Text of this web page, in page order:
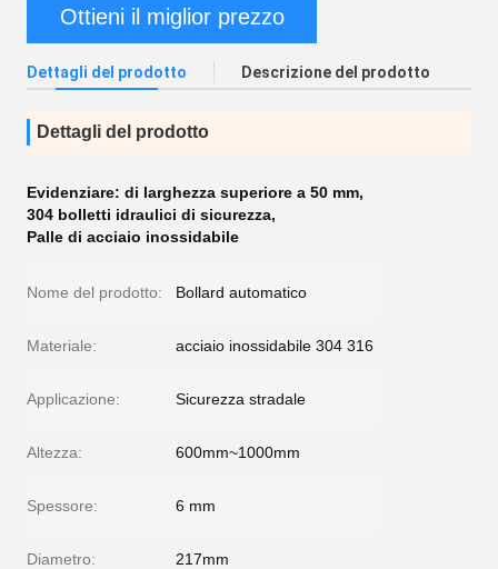
Ottieni il miglior prezzo
Dettagli del prodotto Descrizione del prodotto
Dettagli del prodotto
Evidenziare: di larghezza superiore a 50 mm,
304 bolletti idraulici di sicurezza,
Palle di acciaio inossidabile
Nome del prodotto: Bollard automatico
Materiale: acciaio inossidabile 304 316
Applicazione: Sicurezza stradale
Altezza: 600mm~1000mm
Spessore: 6 mm
Diametro: 217mm